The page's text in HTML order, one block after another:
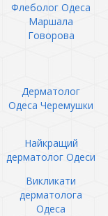
Флеболог Одеса
Маршала
Говорова
Дерматолог
Одеса Черемушки
Найкращий
дерматолог Одеси
Викликати
дерматолога
Одеса